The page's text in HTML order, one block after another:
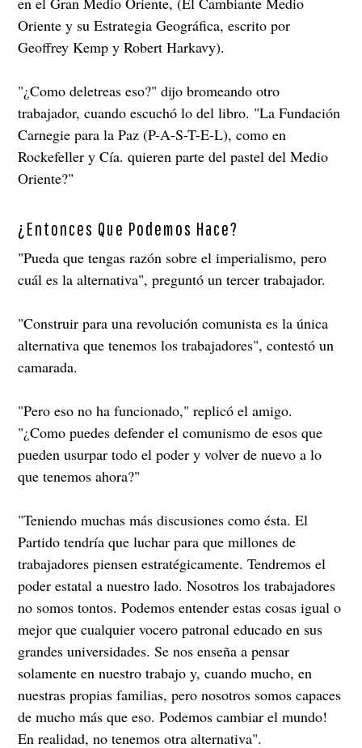
Oriente y su Estrategia Geográfica, escrito por
Geoffrey Kemp y Robert Harkavy).
"¿Como deletreas eso?" dijo bromeando otro
trabajador, cuando escuchó lo del libro. "La Fundación
Carnegie para la Paz (P-A-S-T-E-L), como en
Rockefeller y Cía. quieren parte del pastel del Medio
Oriente?"
¿Entonces Que Podemos Hace?
"Pueda que tengas razón sobre el imperialismo, pero
cuál es la alternativa", preguntó un tercer trabajador.
"Construir para una revolución comunista es la única
alternativa que tenemos los trabajadores", contestó un
camarada.
"Pero eso no ha funcionado," replicó el amigo.
"¿Como puedes defender el comunismo de esos que
pueden usurpar todo el poder y volver de nuevo a lo
que tenemos ahora?"
"Teniendo muchas más discusiones como ésta. El
Partido tendría que luchar para que millones de
trabajadores piensen estratégicamente. Tendremos el
poder estatal a nuestro lado. Nosotros los trabajadores
no somos tontos. Podemos entender estas cosas igual o
mejor que cualquier vocero patronal educado en sus
grandes universidades. Se nos enseña a pensar
solamente en nuestro trabajo y, cuando mucho, en
nuestras propias familias, pero nosotros somos capaces
de mucho más que eso. Podemos cambiar el mundo!
En realidad, no tenemos otra alternativa".